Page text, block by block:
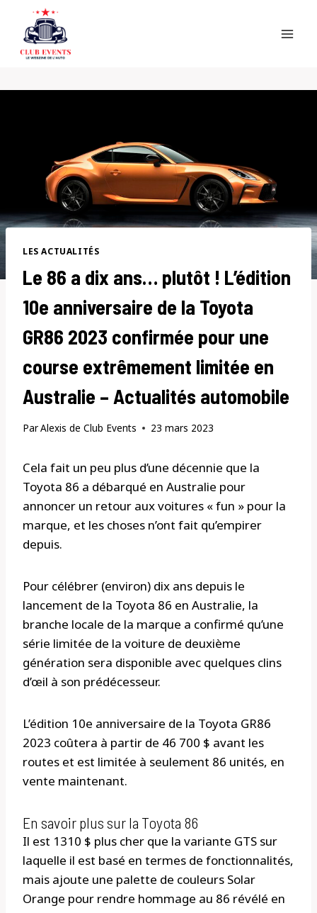
content
LES ACTUALITÉS
Le 86 a dix ans… plutôt ! L’édition
10e anniversaire de la Toyota
GR86 2023 confirmée pour une
course extrêmement limitée en
Australie – Actualités automobile
ParAlexis de Club Events 23 mars 2023
Cela fait un peu plus d’une décennie que la
Toyota 86 a débarqué en Australie pour
annoncer un retour aux voitures « fun » pour la
marque, et les choses n’ont fait qu’empirer
depuis.
Pour célébrer (environ) dix ans depuis le
lancement de la Toyota 86 en Australie, la
branche locale de la marque a confirmé qu’une
série limitée de la voiture de deuxième
génération sera disponible avec quelques clins
d’œil à son prédécesseur.
L’édition 10e anniversaire de la Toyota GR86
2023 coûtera à partir de 46 700 $ avant les
routes et est limitée à seulement 86 unités, en
vente maintenant.
En savoir plus sur la Toyota 86
Il est 1310 $ plus cher que la variante GTS sur
laquelle il est basé en termes de fonctionnalités,
mais ajoute une palette de couleurs Solar
Orange pour rendre hommage au 86 révélé en